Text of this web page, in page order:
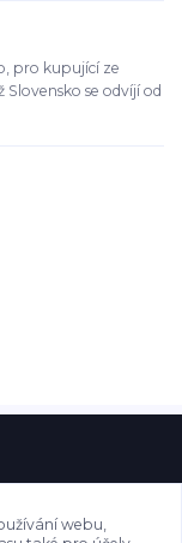
pro kupující ze
se odvíjí od
webu,